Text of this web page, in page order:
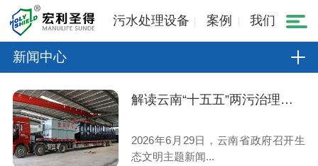
污水处理设备 案例 我们
新闻中心
解读云南“十五五”两污治理规划,小型生活污水处理设备市场机遇
2026年6月29日，云南省政府召开生
态文明主题新闻...